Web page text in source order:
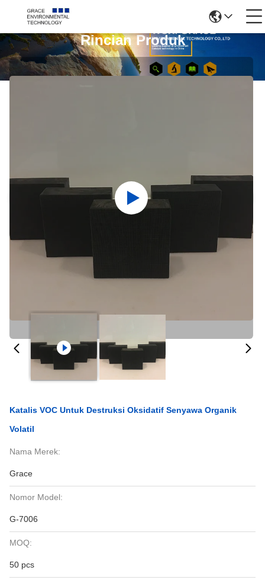
Rincian Produk
Katalis VOC Untuk Destruksi Oksidatif Senyawa Organik
Volatil
Nama Merek:
Grace
Nomor Model:
G-7006
MOQ:
50 pcs